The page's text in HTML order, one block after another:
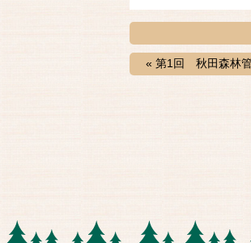
« 第1回 秋田森林